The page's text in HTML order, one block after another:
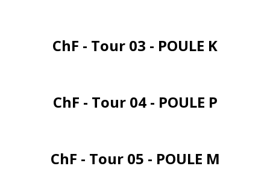
ChF - Tour 03 - POULE K
ChF - Tour 04 - POULE P
ChF - Tour 05 - POULE M